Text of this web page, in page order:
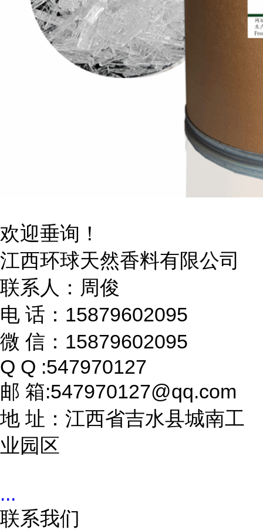
欢迎垂询！
江西环球天然香料有限公司
联系人：周俊
电 话：15879602095
微 信：15879602095
Q Q :547970127
邮 箱:547970127@qq.com
地 址：江西省吉水县城南工
业园区
...
联系我们